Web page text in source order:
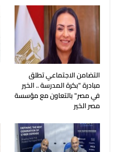
التضامن الاجتماعي تطلق
مبادرة "بكرة المدرسة .. الخير
في مصر" بالتعاون مع مؤسسة
مصر الخير